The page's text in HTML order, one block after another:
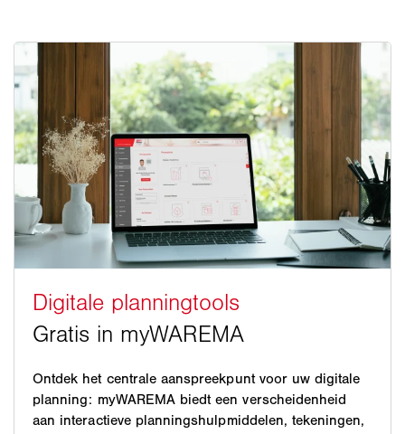
Ontdek het centrale aanspreekpunt voor uw digitale
planning: myWAREMA biedt een verscheidenheid
aan interactieve planningshulpmiddelen, tekeningen,